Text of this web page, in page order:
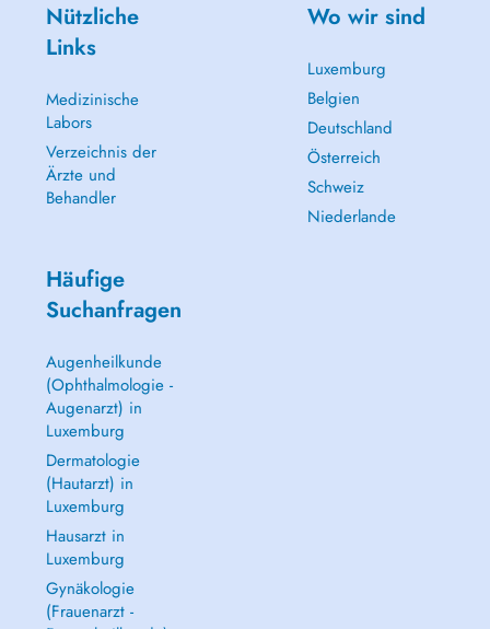
Nützliche
Links
Medizinische
Labors
Verzeichnis der
Ärzte und
Behandler
Wo wir sind
Luxemburg
Belgien
Deutschland
Österreich
Schweiz
Niederlande
Häufige
Suchanfragen
Augenheilkunde
(Ophthalmologie -
Augenarzt) in
Luxemburg
Dermatologie
(Hautarzt) in
Luxemburg
Hausarzt in
Luxemburg
Gynäkologie
(Frauenarzt -